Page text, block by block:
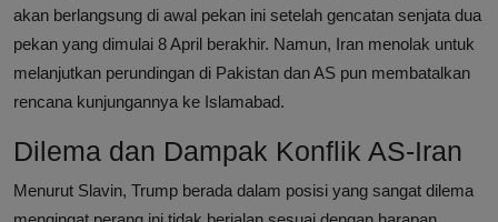
akan berlangsung di awal pekan ini setelah gencatan senjata dua
pekan yang dimulai 8 April berakhir. Namun, Iran menolak untuk
melanjutkan perundingan di Pakistan dan AS pun membatalkan
rencana kunjungannya ke Islamabad.
Dilema dan Dampak Konflik AS-Iran
Menurut Slavin, Trump berada dalam posisi yang sangat dilema